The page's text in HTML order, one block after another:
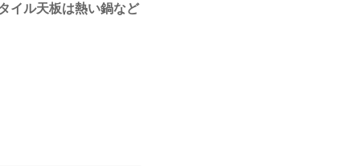
イル天板は熱い鍋など